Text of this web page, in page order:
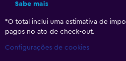
Sabe mais
*O total inclui uma estimativa de
pagos no ato de check-out.
Configurações de cookies